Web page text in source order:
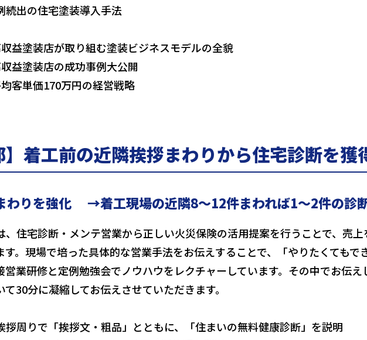
続出の住宅塗装導入手法
益塗装店が取り組む塗装ビジネスモデルの全貌
益塗装店の成功事例大公開
客単価170万円の経営戦略
】着工前の近隣挨拶まわりから住宅診断を獲
わりを強化 →着工現場の近隣8～12件まわれば1～2件の診
、住宅診断・メンテ営業から正しい火災保険の活用提案を行うことで、売
す。現場で培った具体的な営業手法をお伝えすることで、「やりたくても
営業研修と定例勉強会でノウハウをレクチャーしています。その中でお伝
て30分に凝縮してお伝えさせていただきます。
周りで「挨拶文・粗品」とともに、「住まいの無料健康診断」を説明